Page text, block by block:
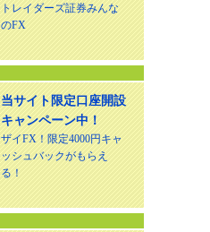
トレイダーズ証券みんな
のFX
当サイト限定口座開設
キャンペーン中！
ザイFX！限定4000円キャ
ッシュバックがもらえ
る！